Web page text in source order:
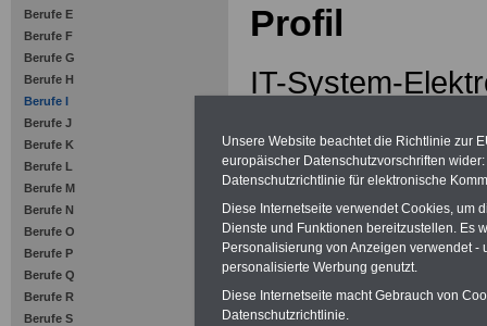
Berufe E
Berufe F
Berufe G
Berufe H
Berufe I
Berufe J
Berufe K
Berufe L
Berufe M
Berufe N
Berufe O
Berufe P
Berufe Q
Berufe R
Berufe S
Profil
IT-System-
Funknetze
Kunden. Dazu
notwendigen
Unsere Website beachtet die Richtlinie zur
europäischer Datenschutzvorschriften
Datenschutzrichtlinie für elektronische
Diese Internetseite verwendet Cookies, um
Dienste und Funktionen bereitzustellen. Es
Personalisierung von Anzeigen verwendet
personalisierte Werbung genutzt.
Diese Internetseite macht Gebrauch von
Datenschutzrichtlinie.